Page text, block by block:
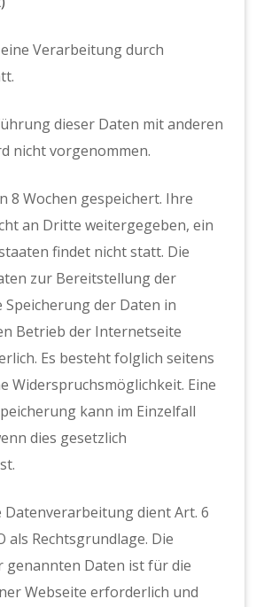
Verarbeitung durch
dieser Daten mit anderen
nicht vorgenommen.
8 Wochen gespeichert. Ihre
an Dritte weitergegeben, ein
findet nicht statt. Die
zur Bereitstellung der
Speicherung der Daten in
Betrieb der Internetseite
Es besteht folglich seitens
Widerspruchsmöglichkeit. Eine
kann im Einzelfall
dies gesetzlich
Datenverarbeitung dient Art. 6
als Rechtsgrundlage. Die
genannten Daten ist für die
Webseite erforderlich und